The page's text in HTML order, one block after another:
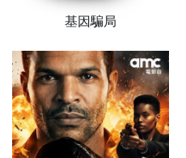
基因騙局